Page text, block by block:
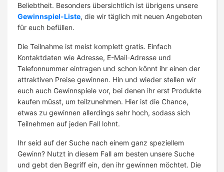
Beliebtheit. Besonders übersichtlich ist übrigens unsere
Gewinnspiel-Liste, die wir täglich mit neuen Angeboten
für euch befüllen.
Die Teilnahme ist meist komplett gratis. Einfach
Kontaktdaten wie Adresse, E-Mail-Adresse und
Telefonnummer eintragen und schon könnt ihr einen der
attraktiven Preise gewinnen. Hin und wieder stellen wir
euch auch Gewinnspiele vor, bei denen ihr erst Produkte
kaufen müsst, um teilzunehmen. Hier ist die Chance,
etwas zu gewinnen allerdings sehr hoch, sodass sich
Teilnehmen auf jeden Fall lohnt.
Ihr seid auf der Suche nach einem ganz speziellem
Gewinn? Nutzt in diesem Fall am besten unsere Suche
und gebt den Begriff ein, den ihr gewinnen möchtet. Die